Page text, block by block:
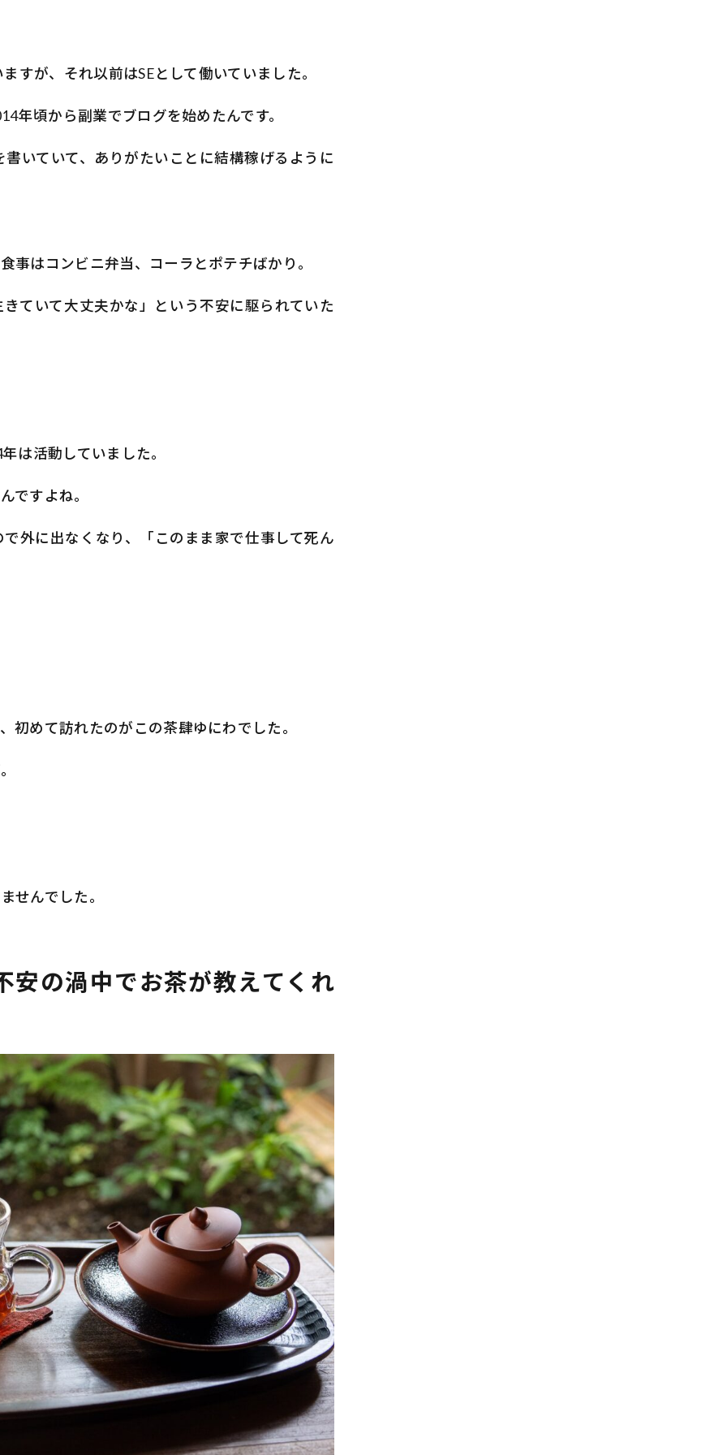
すが、それ以前はSEとして働いていました。
年頃から副業でブログを始めたんです。
いていて、ありがたいことに結構稼げるように
事はコンビニ弁当、コーラとポテチばかり。
ていて大丈夫かな」という不安に駆られていた
は活動していました。
ですよね。
外に出なくなり、「このまま家で仕事して死ん
初めて訪れたのがこの茶肆ゆにわでした。
せんでした。
安の渦中でお茶が教えてくれ